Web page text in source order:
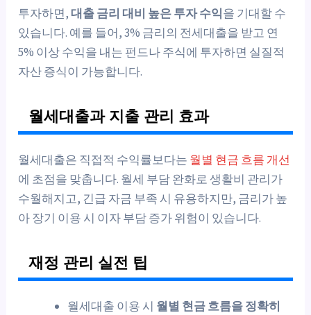
투자하면, 대출 금리 대비 높은 투자 수익을 기대할 수
있습니다. 예를 들어, 3% 금리의 전세대출을 받고 연
5% 이상 수익을 내는 펀드나 주식에 투자하면 실질적
자산 증식이 가능합니다.
월세대출과 지출 관리 효과
월세대출은 직접적 수익률보다는 월별 현금 흐름 개선
에 초점을 맞춥니다. 월세 부담 완화로 생활비 관리가
수월해지고, 긴급 자금 부족 시 유용하지만, 금리가 높
아 장기 이용 시 이자 부담 증가 위험이 있습니다.
재정 관리 실전 팁
월세대출 이용 시 월별 현금 흐름을 정확히